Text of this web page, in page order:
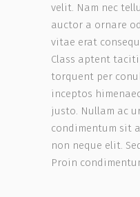
velit. Nam nec
auctor a ornare
vitae erat
Class aptent
torquent per
inceptos
justo. Nullam ac
condimentum sit
non neque elit.
Proin